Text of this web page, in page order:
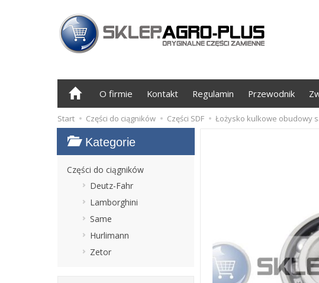
O firmie Kontakt Regulamin Przewodnik
Start Części do ciągników Części SDF Łożysko kulkowe obudowy
Kategorie
Części do ciągników
Deutz-Fahr
Lamborghini
Same
Hurlimann
Zetor